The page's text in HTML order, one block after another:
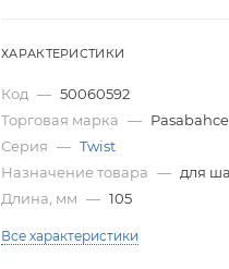
ХАРАКТЕРИСТИКИ
Код — 50060592
Торговая марка — Pasabahce
Серия — Twist
Назначение товара — для
Длина, мм — 105
Все характеристики